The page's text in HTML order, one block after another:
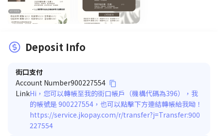
Deposit Info
街口支付
Account Number900227554 content_copy
LinkHi，您可以轉帳至我的街口帳戶（機構代碼為396），我
的帳號是 900227554，也可以點擊下方連結轉帳給我呦！
https://service.jkopay.com/r/transfer?j=Transfer:900
227554